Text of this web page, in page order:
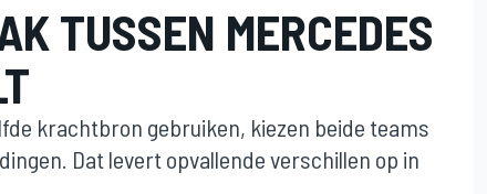
TUSSEN MERCEDES
krachtbron gebruiken, kiezen beide teams
Dat levert opvallende verschillen op in